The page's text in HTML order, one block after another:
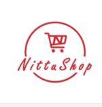
content